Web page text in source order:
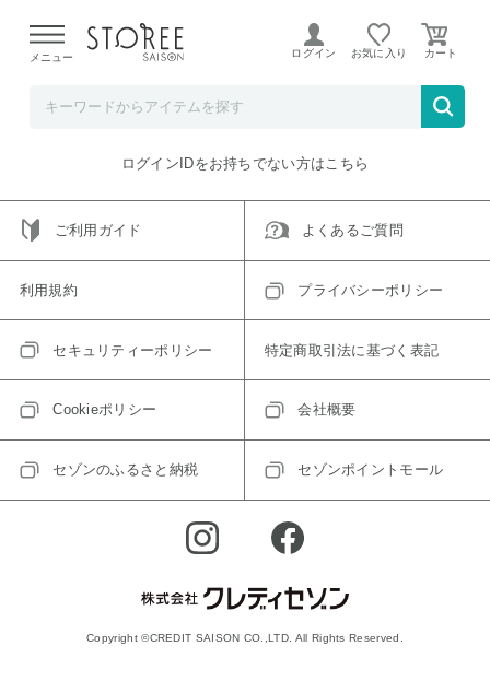
よる配送遅延が発生しております。
メニュー ログイン お気に入り
ご指定のアイテムは取り扱い終了、またはただいま取り扱い
トップへ戻る
ログインIDをお持ちでない方はこちら
ご利用ガイド よくあるご質問
利用規約 プライバシーポリシー
セキュリティーポリシー 特定商取引法に基づく表記
Cookieポリシー 会社概要
セゾンのふるさと納税 セゾンポイントモール
Copyright ©CREDIT SAISON CO.,LTD. All Rights Reserved.